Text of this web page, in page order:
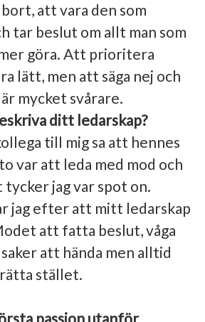
att vara den som
tar beslut om allt man som
göra. Att prioritera
lätt, men att säga nej och
mycket svårare.
ditt ledarskap?
till mig sa att hennes
var att leda med mod och
tycker jag var spot on.
jag efter att mitt ledarskap
att fatta beslut, våga
att hända men alltid
stället.
passion utanför